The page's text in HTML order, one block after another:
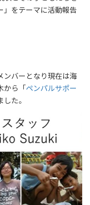
」をテーマに活動報告
ンバーとなり現在は海
から「ペンパルサポー
た。